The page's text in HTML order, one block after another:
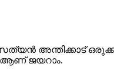
അന്തിക്കാട്
ആണ് ജയറാം.